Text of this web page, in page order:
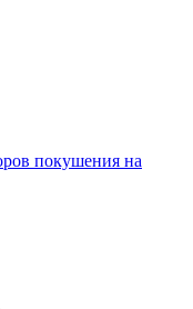
покушения на